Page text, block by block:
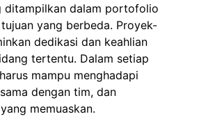
ditampilkan dalam portofolio
yang berbeda. Proyek-
dedikasi dan keahlian
tertentu. Dalam setiap
mampu menghadapi
dengan tim, dan
memuaskan.